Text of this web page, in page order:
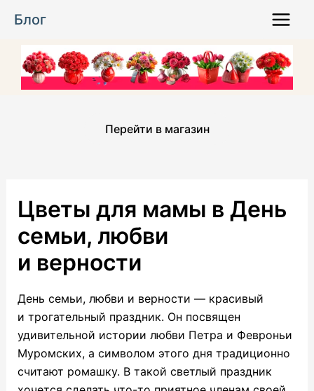
Блог
Menu
Перейти в магазин
Цветы для мамы в День
семьи, любви
и верности
День семьи, любви и верности — красивый
и трогательный праздник. Он посвящен
удивительной истории любви Петра и Февроньи
Муромских, а символом этого дня традиционно
считают ромашку. В такой светлый праздник